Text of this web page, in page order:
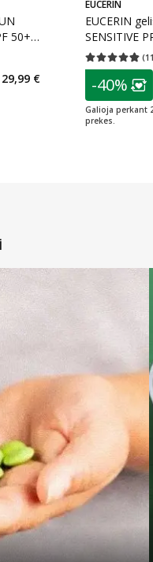
50+,
nuolaida:
29,99 €
EUCERIN
EUCERIN
SENSITIVE
nuo 3 mėn.,(11
Vidutinis
patarimas
-40%
Galioja perkant
prekes.